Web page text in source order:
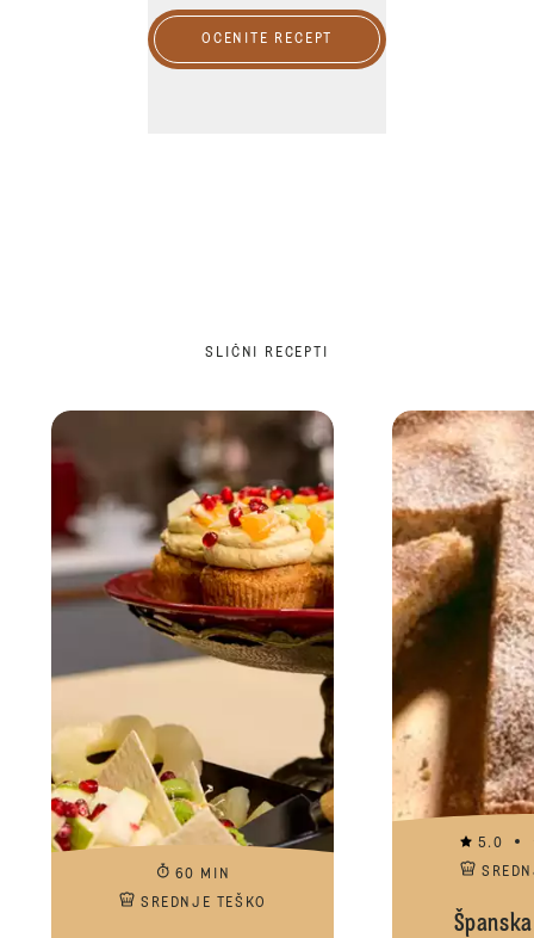
OCENITE RECEPT
SLIČNI RECEPTI
60 MIN
SREDNJE TEŠKO
5.0